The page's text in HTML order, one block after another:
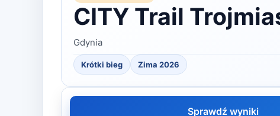
CITY Trail
Gdynia
Krótki bieg Zima 2026
Sprawdź wyniki